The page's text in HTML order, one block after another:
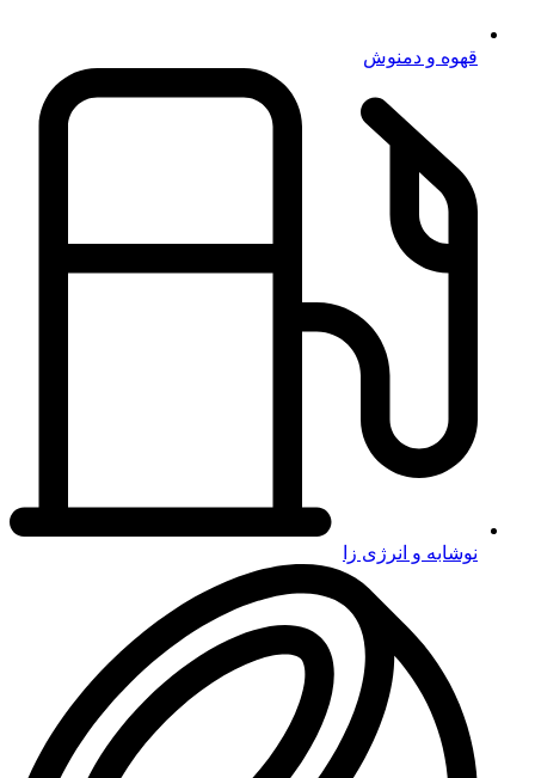
قهوه و دمنوش
نوشابه و انرژی زا